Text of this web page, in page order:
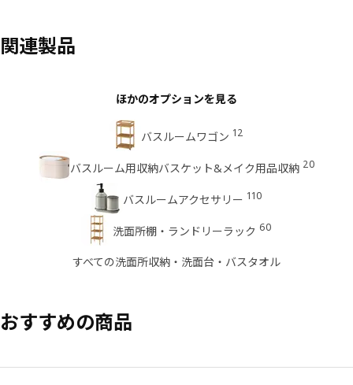
関連製品
ほかのオプションを見る
バスルームワゴン 12
バスルーム用収納バスケット&メイク用品収納 20
バスルームアクセサリー 110
洗面所棚・ランドリーラック 60
すべての洗面所収納・洗面台・バスタオル
おすすめの商品